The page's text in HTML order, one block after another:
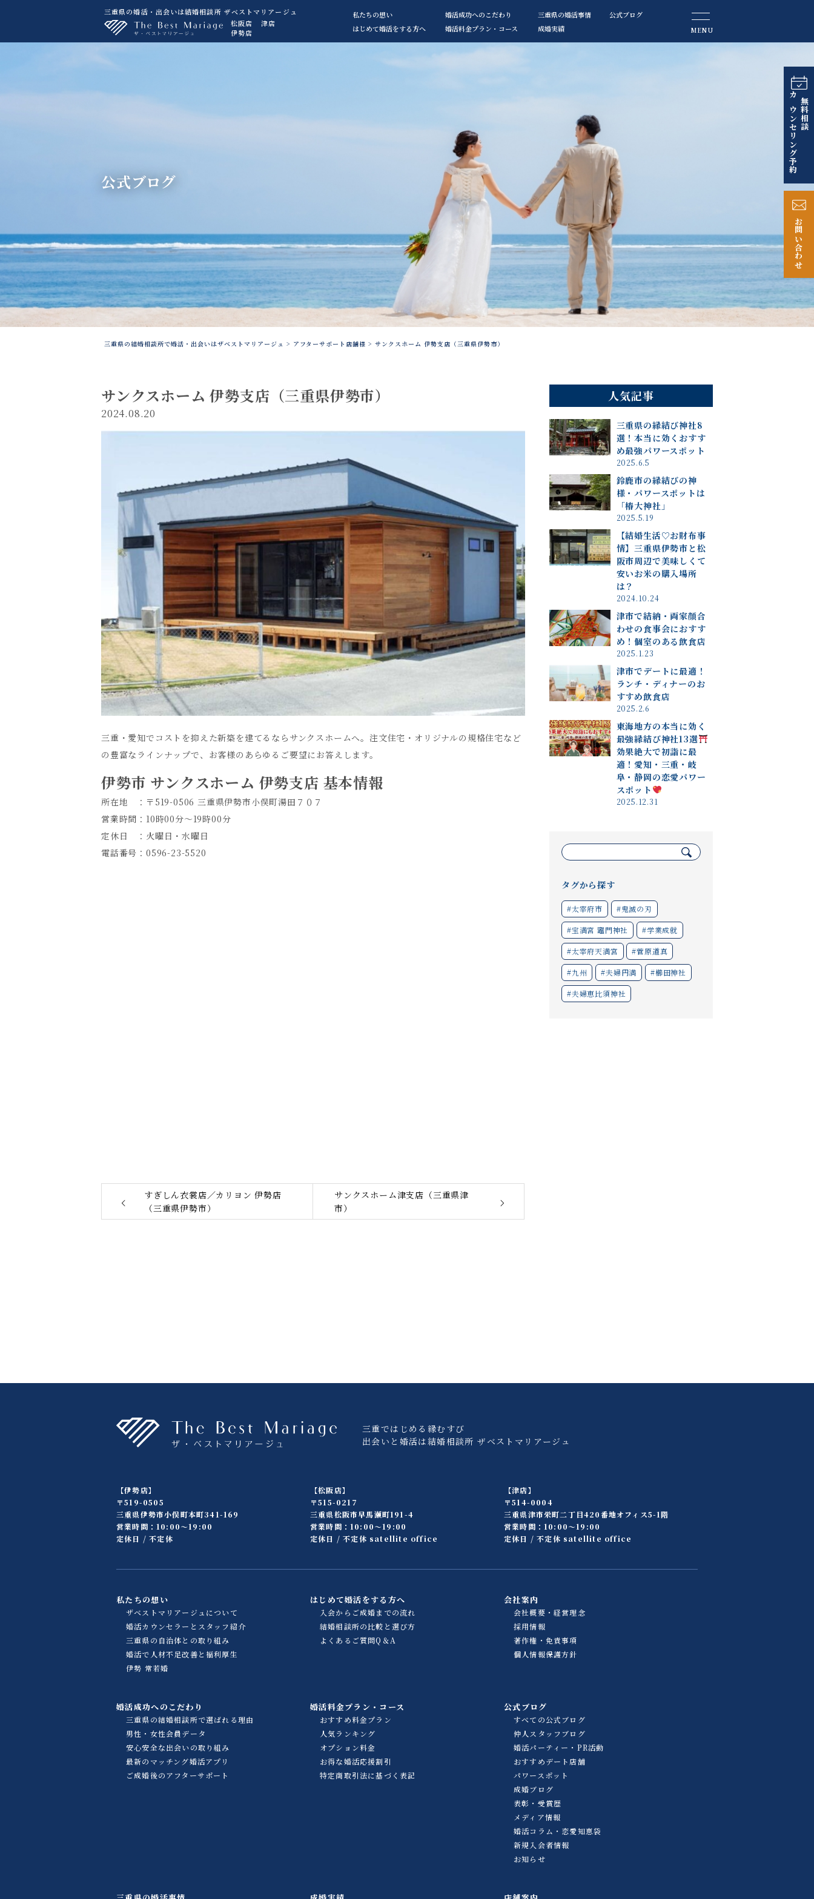
三重県の婚活・出会いは結婚相談所 ザベストマリアージュ
松阪店
津店
伊勢店
私たちの想い 婚活成功へのこだわり 三重県の婚活事情
公式ブログ
はじめて婚活をする方へ
婚活料金プラン・コース 成婚実績 MENU
公式ブログ
三重県の結婚相談所で婚活・出会いはザベストマリアージュ > アフターサポート店舗様 > サンクスホーム 伊勢支店（三重県伊勢市）
サンクスホーム 伊勢支店（三重県伊勢市）
2024.08.20
三重・愛知でコストを抑えた新築を建てるなら サンクスホームへ。注文住宅・オリジナルの規格住宅など
の豊富なラインナップで、お客様のあらゆるご要望にお答えします。
伊勢市 サンクスホーム 伊勢支店 基本情報
所在地 ：〒519-0506 三重県伊勢市小俣町湯田７０７
営業時間：10時00分～19時00分
定休日 ：火曜日・水曜日
電話番号：0596-23-5520
すぎしん衣裳店／カリヨン 伊勢店
（三重県伊勢市）
サンクスホーム津支店（三重県津
市）
人気記事
三重県の縁結び神社8
選！本当に効くおすす
め最強パワースポット
2025.6.5
鈴鹿市の縁結びの神
様・パワースポットは
「椿大神社」
2025.5.19
【結婚生活♡お財布事
情】三重県伊勢市と松
阪市周辺で美味しくて
安いお米の購入場所
は？
2024.10.24
津市で結納・両家顔合
わせの食事会におすす
め！個室のある飲食店
2025.1.23
津市でデートに最適！
ランチ・ディナーのお
すすめ飲食店
2025.2.6
東海地方の本当に効く
最強縁結び神社13選
効果絶大で初詣に最
適！愛知・三重・岐
阜・静岡の恋愛パワー
スポット
2025.12.31
索:
タグから探す
#太宰府市 #鬼滅の刃
#宝満宮 竈門神社 #学業成就
#太宰府天満宮 #菅原道真
#九州 #夫婦円満 #櫛田神社
#夫婦恵比須神社
三重ではじめる縁むすび
出会いと婚活は結婚相談所 ザベストマリアージュ
【伊勢店】
〒519-0505
三重県伊勢市小俣町本町341-169
営業時間：10:00〜19:00
定休日 / 不定休
【松阪店】
〒515-0217
三重県松阪市早馬瀬町191-4
営業時間：10:00〜19:00
定休日 / 不定休 satellite office
【津店】
〒514-0004
三重県津市栄町二丁目420番地オフィス5-1階
営業時間：10:00〜19:00
定休日 / 不定休 satellite office
私たちの想い
ザベストマリアージュについて
婚活カウンセラーとスタッフ紹介
三重県の自治体との取り組み
婚活で人材不足改善と福利厚生
伊勢 常若婚
はじめて婚活をする方へ
入会からご成婚までの流れ
結婚相談所の比較と選び方
よくあるご質問Q＆A
会社案内
会社概要・経営理念
採用情報
著作権・免責事項
個人情報保護方針
婚活成功へのこだわり
三重県の結婚相談所で選ばれる理由
男性・女性会員データ
安心安全な出会いの取り組み
最新のマッチング婚活アプリ
ご成婚後のアフターサポート
婚活料金プラン・コース
おすすめ料金プラン
人気ランキング
オプション料金
お得な婚活応援割引
特定商取引法に基づく表記
公式ブログ
すべての公式ブログ
仲人スタッフブログ
婚活パーティー・PR活動
おすすめデート店舗
パワースポット
成婚ブログ
表彰・受賞歴
メディア情報
婚活コラム・恋愛知恵袋
新規入会者情報
お知らせ
無料相談
カウンセリング予約
お問い合わせ